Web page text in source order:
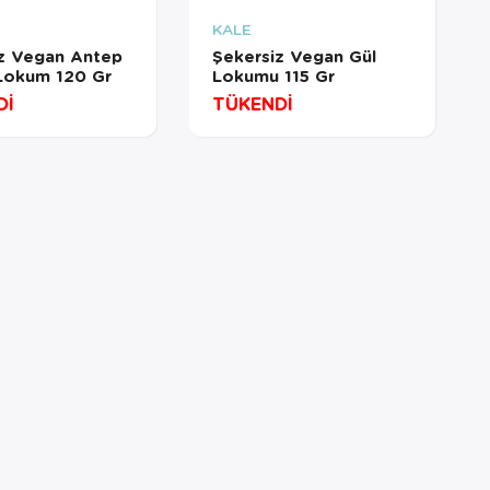
Vegan Antep
120 Gr
KALE
Şekersiz Vegan Gül
Lokumu 115 Gr
TÜKENDİ